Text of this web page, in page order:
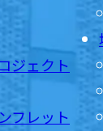
ジェクト
フレット